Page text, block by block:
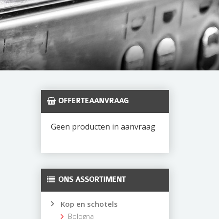
OFFERTEAANVRAAG
Geen producten in aanvraag
ONS ASSORTIMENT
Kop en schotels
Bologna